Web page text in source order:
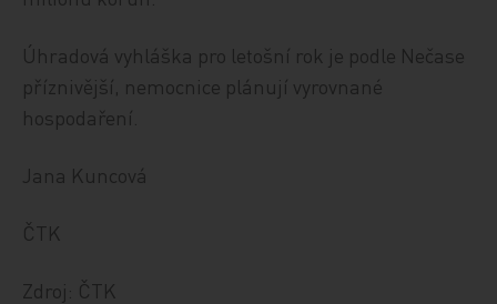
Úhradová vyhláška pro letošní rok je podle Nečase
příznivější, nemocnice plánují vyrovnané
hospodaření.
Jana Kuncová
ČTK
Zdroj: ČTK